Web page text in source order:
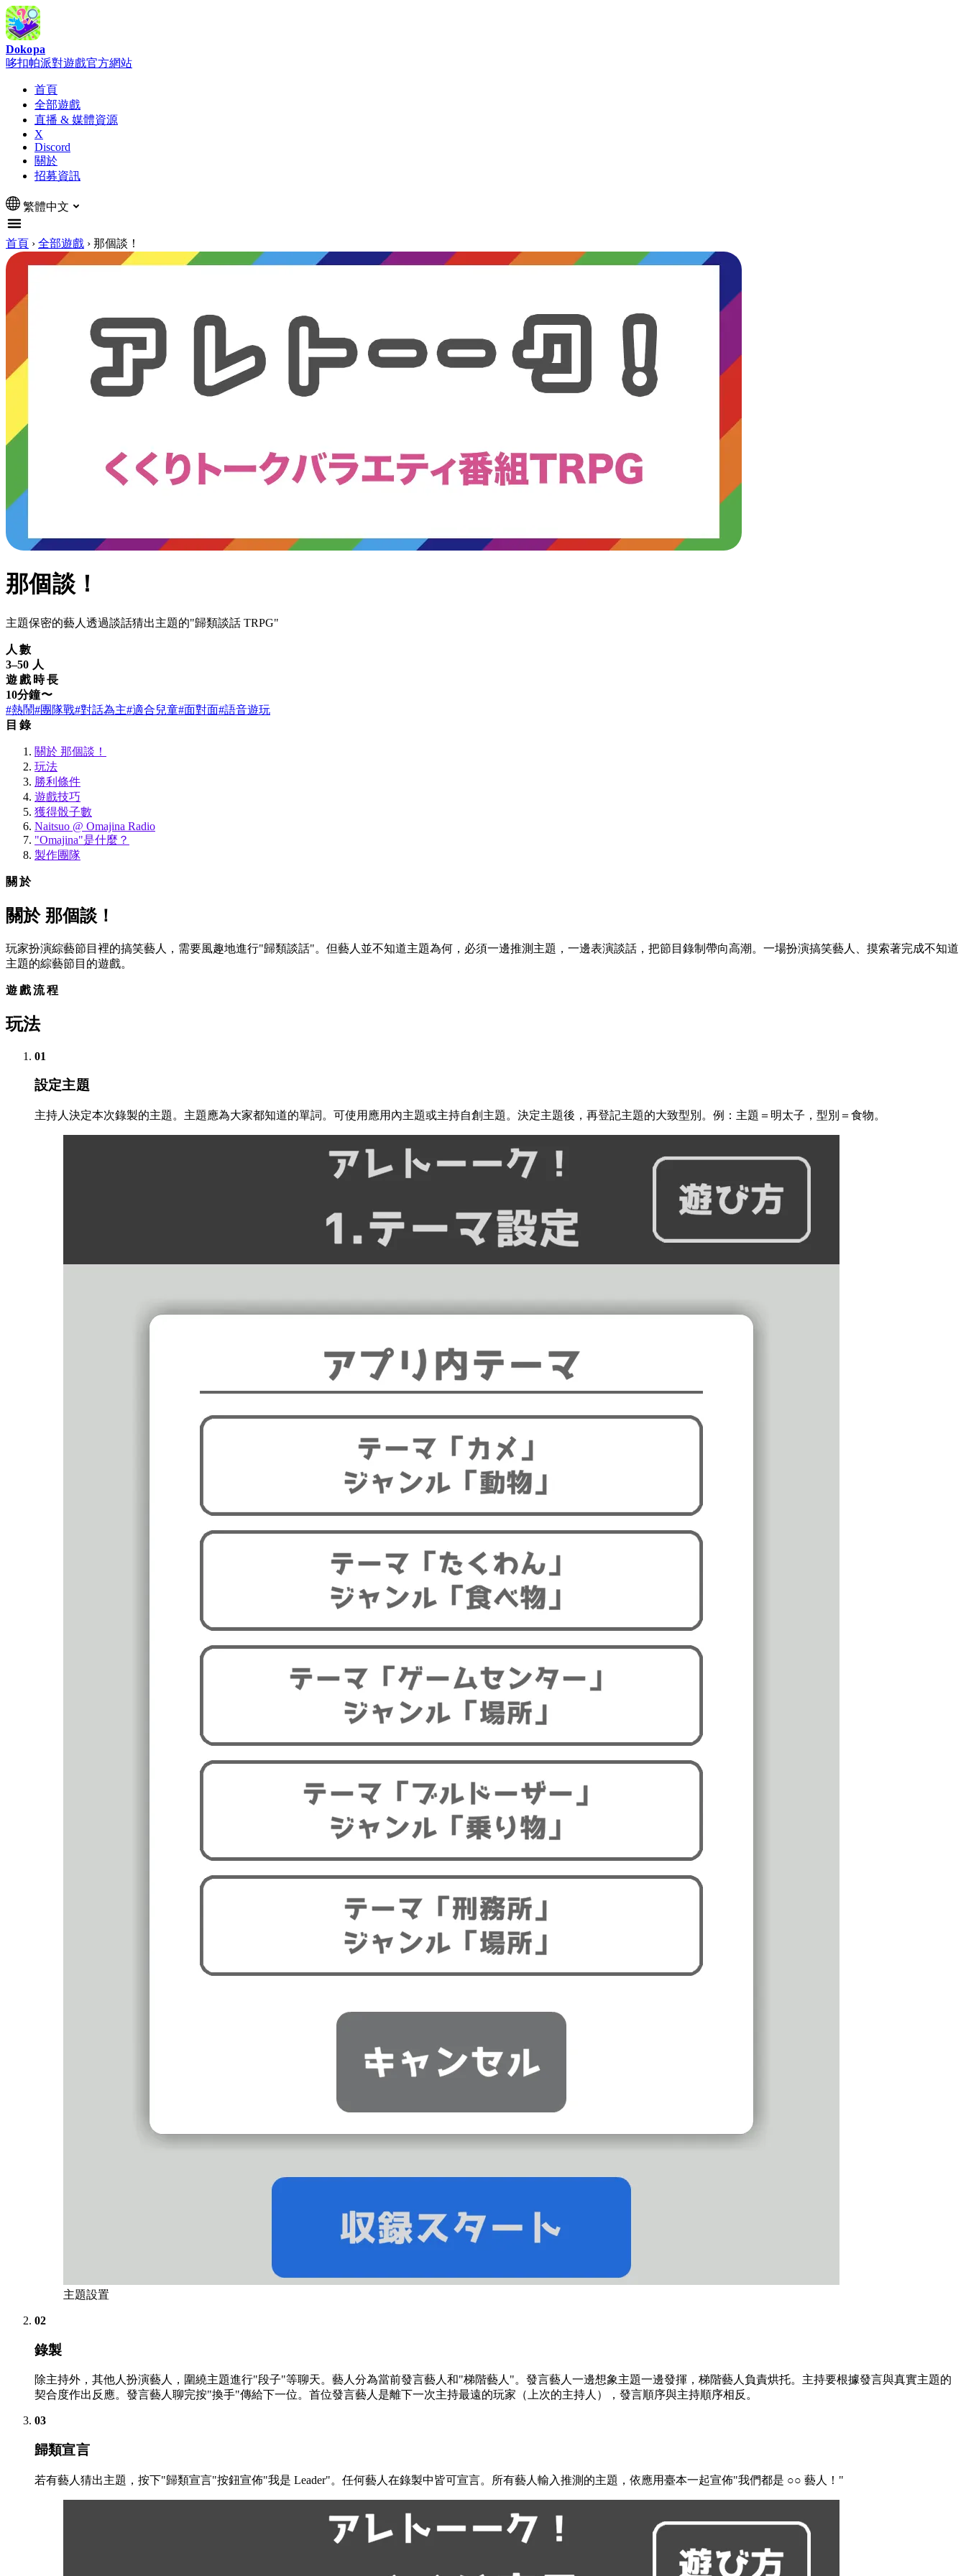
Dokopa
哆扣帕派對遊戲官方網站
首頁
全部遊戲
直播 & 媒體資源
X
Discord
關於
招募資訊
繁體中文
首頁 › 全部遊戲 › 那個談！
那個談！
主題保密的藝人透過談話猜出主題的"歸類談話 TRPG"
人數
3–50 人
遊戲時長
10分鐘〜
#熱鬧#團隊戰#對話為主#適合兒童#面對面#語音遊玩
目錄
關於 那個談！
玩法
勝利條件
遊戲技巧
獲得骰子數
Naitsuo @ Omajina Radio
"Omajina"是什麼？
製作團隊
關於
關於 那個談！
玩家扮演綜藝節目裡的搞笑藝人，需要風趣地進行"歸類談話"。但藝人並不知道主題為何，必須一邊推測主題，一邊表演談話，把節目錄制帶向高潮。一場扮演搞笑藝人、摸索著完成不知道
主題的綜藝節目的遊戲。
遊戲流程
玩法
01
設定主題
主持人決定本次錄製的主題。主題應為大家都知道的單詞。可使用應用內主題或主持自創主題。決定主題後，再登記主題的大致型別。例：主題＝明太子，型別＝食物。
主題設置
02
錄製
除主持外，其他人扮演藝人，圍繞主題進行"段子"等聊天。藝人分為當前發言藝人和"梯階藝人"。發言藝人一邊想象主題一邊發揮，梯階藝人負責烘托。主持要根據發言與真實主題的
契合度作出反應。發言藝人聊完按"換手"傳給下一位。首位發言藝人是離下一次主持最遠的玩家（上次的主持人），發言順序與主持順序相反。
03
歸類宣言
若有藝人猜出主題，按下"歸類宣言"按鈕宣佈"我是 Leader"。任何藝人在錄製中皆可宣言。所有藝人輸入推測的主題，依應用臺本一起宣佈"我們都是 ○○ 藝人！"